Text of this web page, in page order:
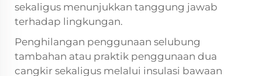
sekaligus menunjukkan tanggung jawab
terhadap lingkungan.
Penghilangan penggunaan selubung
tambahan atau praktik penggunaan dua
cangkir sekaligus melalui insulasi bawaan